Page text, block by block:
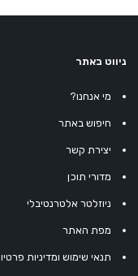
ניווט באתר
מי אנחנו?
חיפוש באתר
יצירת קשר
מדורי תוכן
ניוזלטר אלטרנטיבלי
מפת האתר
תנאי שימוש ומדיניות